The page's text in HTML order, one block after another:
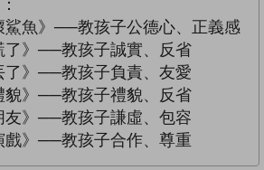
鯊魚》──教孩子公德心、正義感
了》──教孩子誠實、反省
了》──教孩子負責、友愛
貌》──教孩子禮貌、反省
友》──教孩子謙虛、包容
戲》──教孩子合作、尊重